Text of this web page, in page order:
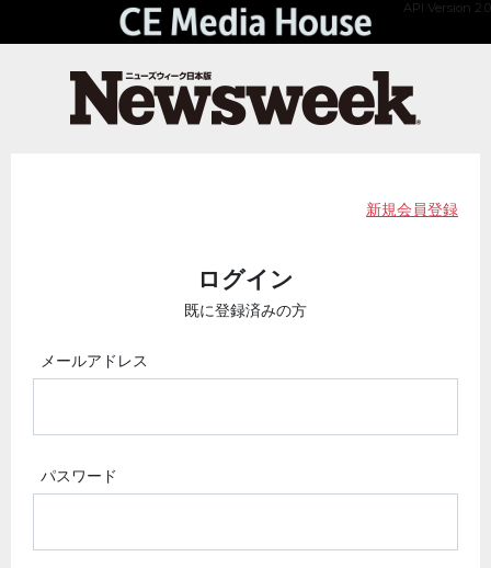
API Version 2.0
新規会員登録
ログイン
既に登録済みの方
メールアドレス
パスワード